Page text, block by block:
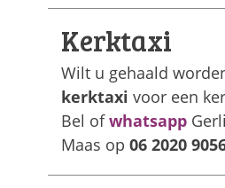
Kerktaxi
Wilt u gehaald
kerktaxi voor een
Bel ofwhatsapp
Maas op 06 2020